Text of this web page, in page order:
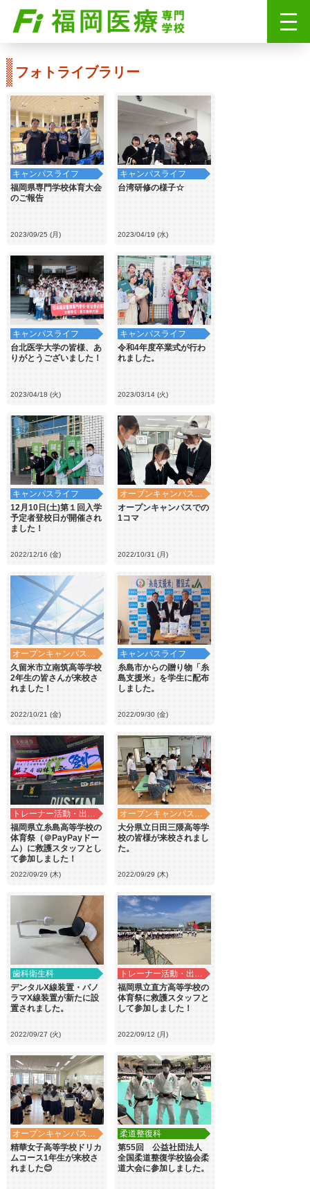
フォトライブラリー
キャンパスライフ
福岡県専門学校体育大会
のご報告
2023/09/25 (月)
キャンパスライフ
台湾研修の様子☆
2023/04/19 (水)
キャンパスライフ
台北医学大学の皆様、あ
りがとうございました！
2023/04/18 (火)
キャンパスライフ
令和4年度卒業式が行わ
れました。
2023/03/14 (火)
キャンパスライフ
12月10日(土)第１回入学
予定者登校日が開催され
ました！
2022/12/16 (金)
オープンキャンパス・学校見学
オープンキャンパスでの
1コマ
2022/10/31 (月)
オープンキャンパス・学校見学
久留米市立南筑高等学校
2年生の皆さんが来校さ
れました！
2022/10/21 (金)
キャンパスライフ
糸島市からの贈り物「糸
島支援米」を学生に配布
しました。
2022/09/30 (金)
トレーナー活動・出前講義
福岡県立糸島高等学校の
体育祭（＠PayPayドー
ム）に救護スタッフとし
て参加しました！
2022/09/29 (木)
オープンキャンパス・学校見学
大分県立日田三隈高等学
校の皆様が来校されまし
た。
2022/09/29 (木)
歯科衛生科
デンタルX線装置・パノ
ラマX線装置が新たに設
置されました。
2022/09/27 (火)
トレーナー活動・出前講義
福岡県立直方高等学校の
体育祭に救護スタッフと
して参加しました！
2022/09/12 (月)
オープンキャンパス・学校見学
精華女子高等学校ドリカ
ムコース1年生が来校さ
れました😊
柔道整復科
第55回 公益社団法人
全国柔道整復学校協会柔
道大会に参加しました。